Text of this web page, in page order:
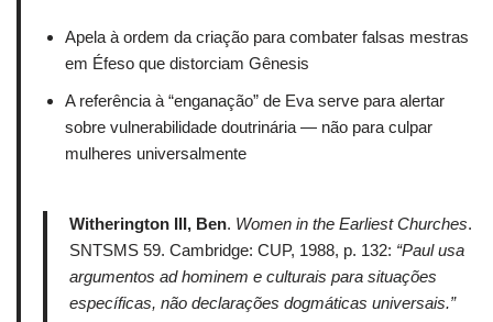
Apela à ordem da criação para combater falsas mestras
em Éfeso que distorciam Gênesis
A referência à “enganação” de Eva serve para alertar
sobre vulnerabilidade doutrinária — não para culpar
mulheres universalmente
Witherington III, Ben. Women in the Earliest Churches.
SNTSMS 59. Cambridge: CUP, 1988, p. 132: “Paul usa
argumentos ad hominem e culturais para situações
específicas, não declarações dogmáticas universais.”